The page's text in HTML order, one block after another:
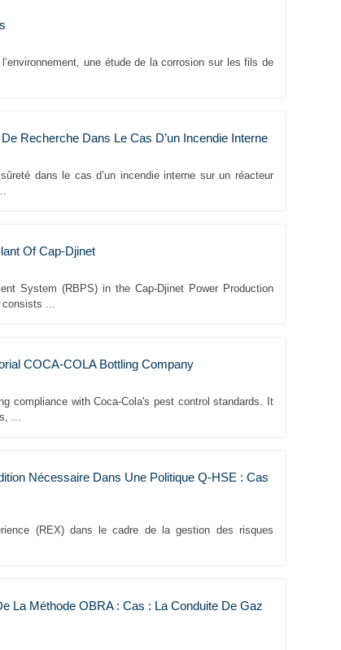
une étude de la corrosion sur les fils de
Recherche Dans Le Cas D’un Incendie Interne
dans le cas d’un incendie interne sur un réacteur
Of Cap-Djinet
System (RBPS) in the Cap-Djinet Power Production
consists ...
COCA-COLA Bottling Company
compliance with Coca-Cola's pest control standards. It
...
Nécessaire Dans Une Politique Q-HSE : Cas
(REX) dans le cadre de la gestion des risques
La Méthode OBRA : Cas : La Conduite De Gaz